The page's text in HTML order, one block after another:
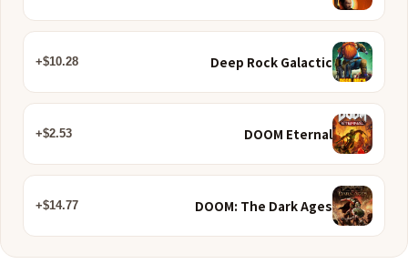
Deep Rock Galactic
$10.28+
DOOM Eternal
$2.53+
DOOM: The Dark Ages
$14.77+